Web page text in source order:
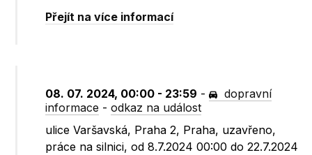
Přejít na více informací
08. 07. 2024, 00:00 - 23:59 -
dopravní
informace -odkaz na událost
ulice Varšavská, Praha 2, Praha, uzavřeno,
práce na silnici, od 8.7.2024 00:00 do 22.7.2024